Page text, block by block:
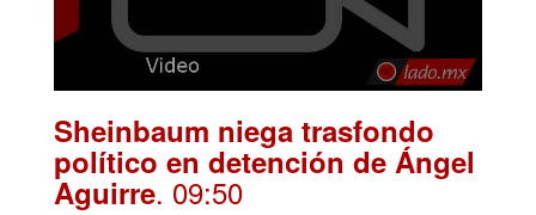
Sheinbaum niega trasfondo
político en detención de Ángel
Aguirre. 09:50